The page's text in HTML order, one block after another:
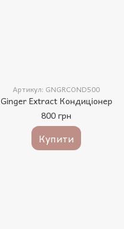
Артикул: GNGRCOND500
Ginger Extract Кондиціонер
800 грн
Купити